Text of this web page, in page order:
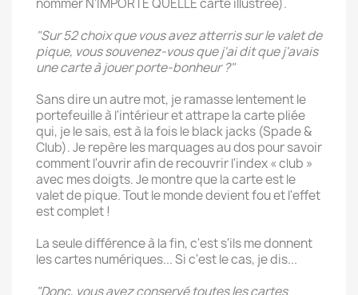
nommer N'IMPORTE QUELLE carte illustrée).
"Sur 52 choix que vous avez atterris sur le valet de
pique, vous souvenez-vous que j'ai dit que j'avais
une carte à jouer porte-bonheur ?"
Sans dire un autre mot, je ramasse lentement le
portefeuille à l'intérieur et attrape la carte pliée
qui, je le sais, est à la fois le black jacks (Spade &
Club). Je repère les marquages au dos pour savoir
comment l'ouvrir afin de recouvrir l'index « club »
avec mes doigts. Je montre que la carte est le
valet de pique. Tout le monde devient fou et l'effet
est complet !
La seule différence à la fin, c'est s'ils me donnent
les cartes numériques... Si c'est le cas, je dis...
"Donc, vous avez conservé toutes les cartes